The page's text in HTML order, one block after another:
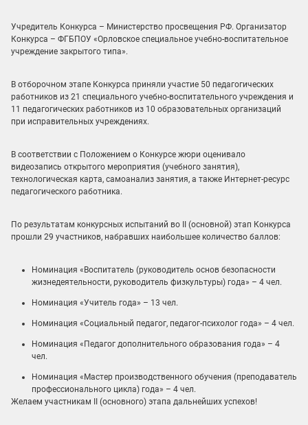
Учредитель Конкурса – Министерство просвещения РФ. Организатор
Конкурса – ФГБПОУ «Орловское специальное учебно-воспитательное
учреждение закрытого типа».
В отборочном этапе Конкурса приняли участие 50 педагогических
работников из 21 специального учебно-воспитательного учреждения и
11 педагогических работников из 10 образовательных организаций
при исправительных учреждениях.
В соответствии с Положением о Конкурсе жюри оценивало
видеозапись открытого мероприятия (учебного занятия),
технологическая карта, самоанализ занятия, а также Интернет-ресурс
педагогического работника.
По результатам конкурсных испытаний во II (основной) этап Конкурса
прошли 29 участников, набравших наибольшее количество баллов:
Номинация «Воспитатель (руководитель основ безопасности
жизнедеятельности, руководитель физкультуры) года» – 4 чел.
Номинация «Учитель года» – 13 чел.
Номинация «Социальный педагог, педагог-психолог года» – 4 чел.
Номинация «Педагог дополнительного образования года» – 4
чел.
Номинация «Мастер производственного обучения (преподаватель
профессионального цикла) года» – 4 чел.
Желаем участникам II (основного) этапа дальнейших успехов!